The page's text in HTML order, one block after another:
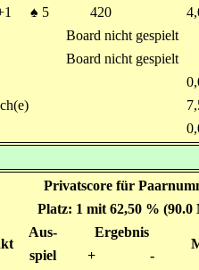
♠ 5 420
Board nicht gespielt
Board nicht gespielt
Privatscore für
Platz: 1 mit 62,50 %
Aus- Ergebnis
spiel +
-